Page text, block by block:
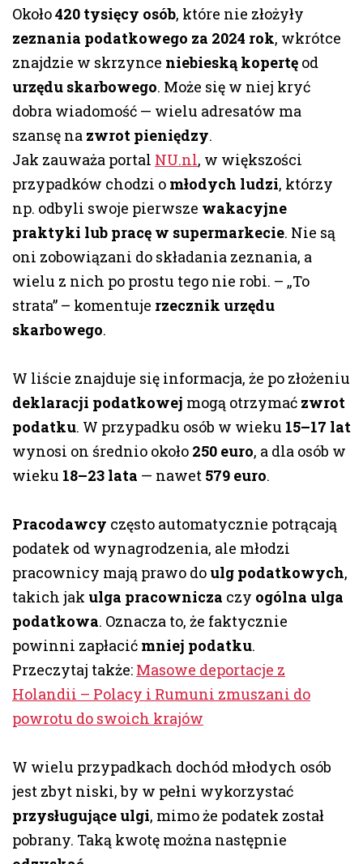
Około420 tysięcy osób, które nie złożyły
zeznania podatkowego za 2024 rok, wkrótce
znajdzie w skrzynce niebieską kopertę od
urzędu skarbowego. Może się w niej kryć
dobra wiadomość — wielu adresatów ma
szansę na zwrot pieniędzy.
Jak zauważa portal NU.nl, w większości
przypadków chodzi o młodych ludzi, którzy
np. odbyli swoje pierwsze wakacyjne
praktyki lub pracę w supermarkecie. Nie są
oni zobowiązani do składania zeznania, a
wielu z nich po prostu tego nie robi. – „To
strata” – komentuje rzecznik urzędu
skarbowego.
W liście znajduje się informacja, że po złożeniu
deklaracji podatkowej mogą otrzymać zwrot
podatku. W przypadku osób w wieku 15–17 lat
wynosi on średnio około 250 euro, a dla osób w
wieku 18–23 lata — nawet 579 euro.
Pracodawcy często automatycznie potrącają
podatek od wynagrodzenia, ale młodzi
pracownicy mają prawo do ulg podatkowych,
takich jak ulga pracownicza czy ogólna ulga
podatkowa. Oznacza to, że faktycznie
powinni zapłacić mniej podatku.
Przeczytaj także: Masowe deportacje z
Holandii – Polacy i Rumuni zmuszani do
powrotu do swoich krajów
W wielu przypadkach dochód młodych osób
jest zbyt niski, by w pełni wykorzystać
przysługujące ulgi, mimo że podatek został
pobrany. Taką kwotę można następnie